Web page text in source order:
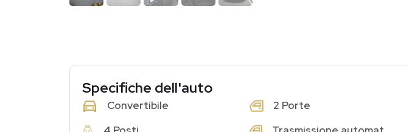
Specifiche dell'auto
Convertibile
2 Porte